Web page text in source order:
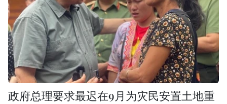
政府总理要求最迟在9月为灾民安置土地重